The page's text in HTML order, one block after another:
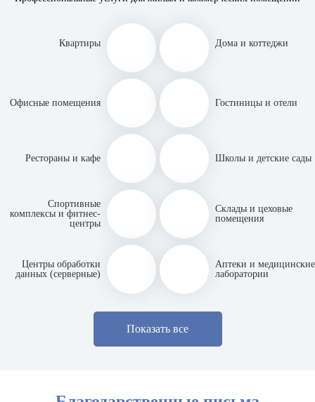
Квартиры Дома и коттеджи
Офисные помещения Гостиницы и отели
Рестораны и кафе Школы и детские сады
Спортивные
комплексы и фитнес-
центры
Склады и цеховые
помещения
Центры обработки
данных (серверные)
Аптеки и медицинские
лаборатории
Показать все